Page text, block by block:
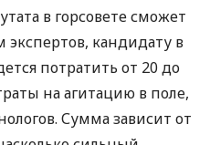
в горсовете сможет
кандидату в
потратить от 20 до
на агитацию в поле,
Сумма зависит от